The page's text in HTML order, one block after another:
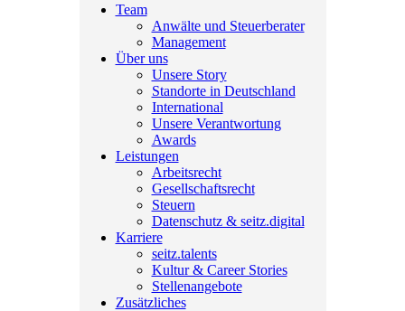
Team
Anwälte und Steuerberater
Management
Über uns
Unsere Story
Standorte in Deutschland
International
Unsere Verantwortung
Awards
Leistungen
Arbeitsrecht
Gesellschaftsrecht
Steuern
Datenschutz & seitz.digital
Karriere
seitz.talents
Kultur & Career Stories
Stellenangebote
Zusätzliches